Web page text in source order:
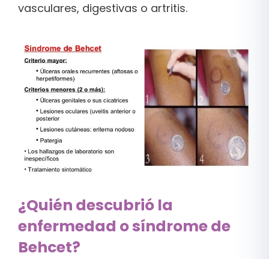
vasculares, digestivas o artritis.
¿Quién descubrió la
enfermedad o síndrome de
Behcet?